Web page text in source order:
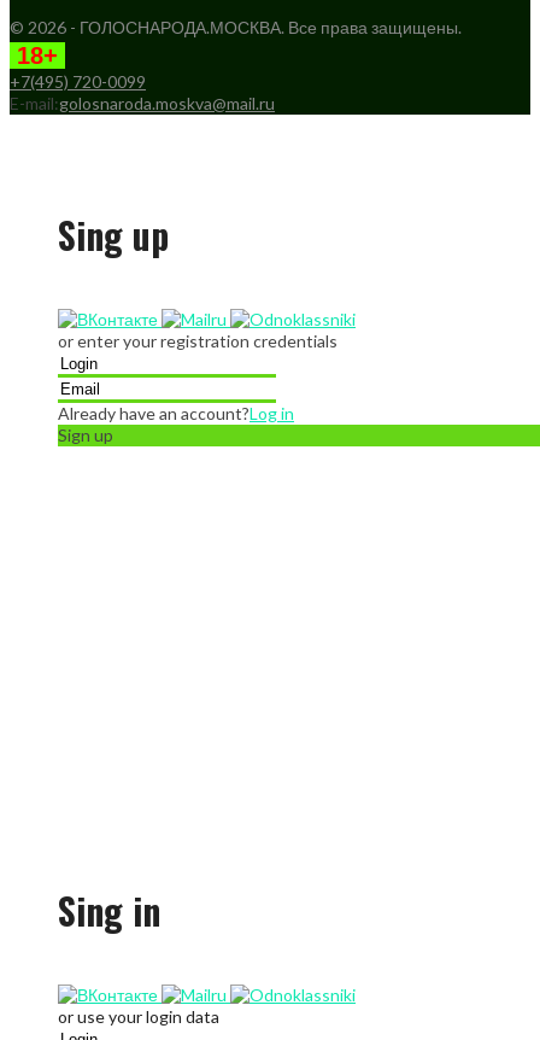
© 2026 - ГОЛОСНАРОДА.МОСКВА. Все права защищены.
18+
+7(495) 720-0099
E-mail:golosnaroda.moskva@mail.ru
Sing up
or enter your registration credentials
Already have an account?Log in
Sign up
Sing in
or use your login data